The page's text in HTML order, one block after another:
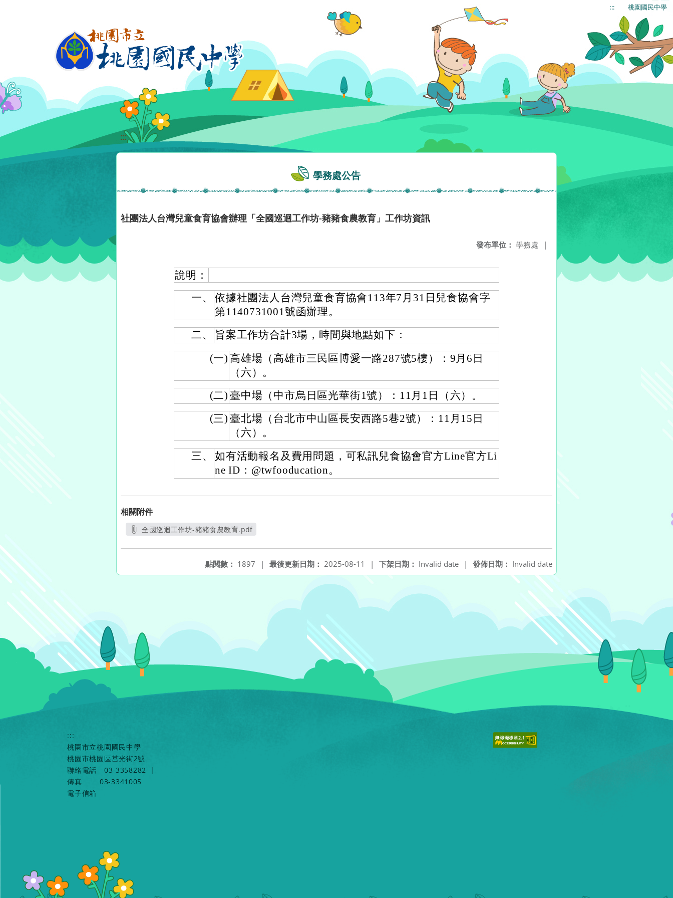
::: 桃園國民中學
:::
學務處公告
社團法人台灣兒童食育協會辦理「全國巡迴工作坊-豬豬食農教育」工作坊資訊
發布單位： 學務處 |
說明：
一、
依據社團法人台灣兒童食育協會113年7月31日兒食協會字
第1140731001號函辦理。
二、
旨案工作坊合計3場，時間與地點如下：
(一) 高雄場（高雄市三民區博愛一路287號5樓）：9月6日
（六）。
(二) 臺中場（中市烏日區光華街1號）：11月1日（六）。
(三) 臺北場（台北市中山區長安西路5巷2號）：11月15日
（六）。
三、
如有活動報名及費用問題，可私訊兒食協會官方Line官方Li
ne ID：@twfooducation。
相關附件
全國巡迴工作坊-豬豬食農教育.pdf
發佈日期： Invalid date
下架日期： Invalid date |
最後更新日期： 2025-08-11 |
點閱數： 1897 |
:::
桃園市立桃園國民中學
桃園市桃園區莒光街2號
聯絡電話
03-3358282
|
傳真
03-3341005
電子信箱